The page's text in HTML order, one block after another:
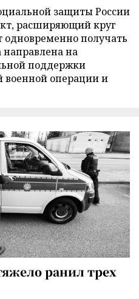
защиты России
расширяющий круг
одновременно получать
на
поддержки
военной операции и
ранил трех